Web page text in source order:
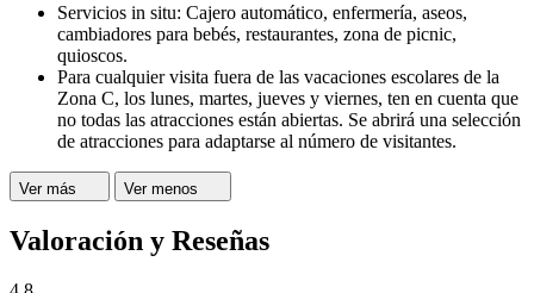
Servicios in situ: Cajero automático, enfermería, aseos,
cambiadores para bebés, restaurantes, zona de picnic,
quioscos.
Para cualquier visita fuera de las vacaciones escolares de la
Zona C, los lunes, martes, jueves y viernes, ten en cuenta que
no todas las atracciones están abiertas. Se abrirá una selección
de atracciones para adaptarse al número de visitantes.
Ver más Ver menos
Valoración y Reseñas